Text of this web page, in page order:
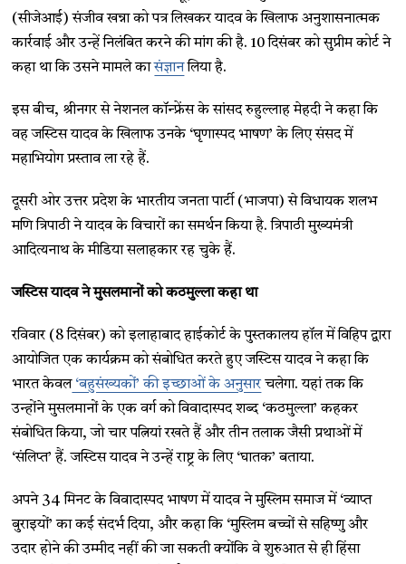
(सीजेआई) संजीव खन्ना को पत्र लिखकर यादव के खिलाफ अनुशासनात्मक
कार्रवाई और उन्हें निलंबित करने की मांग की है. 10 दिसंबर को सुप्रीम कोर्ट ने
कहा था कि उसने मामले कासंज्ञानलिया है.
इस बीच, श्रीनगर से नेशनल कॉन्फ्रेंस के सांसद रुहुल्लाह मेहदी ने कहा कि
वह जस्टिस यादव के खिलाफ उनके ‘घृणास्पद भाषण’ के लिए संसद में
महाभियोग प्रस्ताव ला रहे हैं.
दूसरी ओर उत्तर प्रदेश के भारतीय जनता पार्टी (भाजपा) से विधायक शलभ
मणि त्रिपाठी ने यादव के विचारों का समर्थन किया है. त्रिपाठी मुख्यमंत्री
आदित्यनाथ के मीडिया सलाहकार रह चुके हैं.
जस्टिस यादव ने मुसलमानों को कठमुल्ला कहा था
रविवार (8 दिसंबर) को इलाहाबाद हाईकोर्ट के पुस्तकालय हॉल में विहिप द्वारा
आयोजित एक कार्यक्रम को संबोधित करते हुए जस्टिस यादव ने कहा कि
भारत केवल‘बहुसंख्यकों’ की इच्छाओं के अनुसारचलेगा. यहां तक ​​कि
उन्होंने मुसलमानों के एक वर्ग को विवादास्पद शब्द ‘कठमुल्ला’ कहकर
संबोधित किया, जो चार पत्नियां रखते हैं और तीन तलाक जैसी प्रथाओं में
‘संलिप्त’ हैं. जस्टिस यादव ने उन्हें राष्ट्र के लिए ‘घातक’ बताया.
अपने 34 मिनट के विवादास्पद भाषण में यादव ने मुस्लिम समाज में ‘व्याप्त
बुराइयों’ का कई संदर्भ दिया, और कहा कि ‘मुस्लिम बच्चों से सहिष्णु और
उदार होने की उम्मीद नहीं की जा सकती क्योंकि वे शुरुआत से ही हिंसा